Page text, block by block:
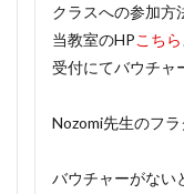
クラスへの参加方
当教室のHPこちら
受付にてバウチャ
Nozomi先生のフラ
バウチャーがない